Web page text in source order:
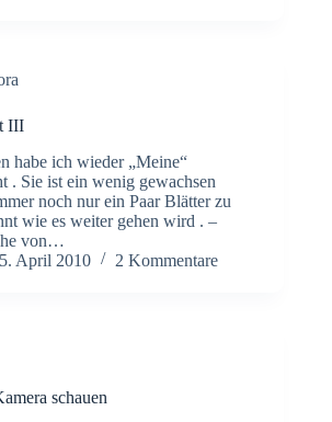
III
habe ich wieder „Meine“
. Sie ist ein wenig gewachsen
noch nur ein Paar Blätter zu
wie es weiter gehen wird . –
von…
April 2010 2 Kommentare
schauen